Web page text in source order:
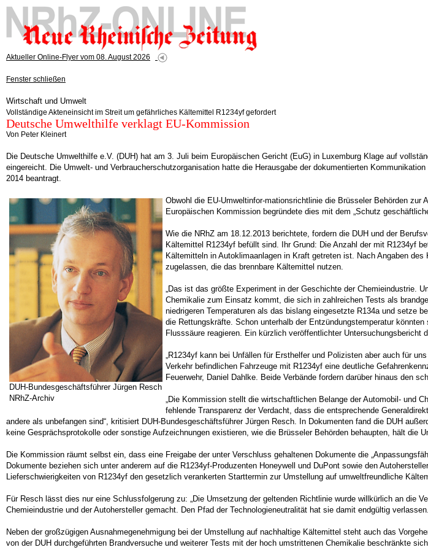
Aktueller Online-Flyer vom 08. August 2026
Fenster schließen
Wirtschaft und Umwelt
Vollständige Akteneinsicht im Streit um gefährliches Kältemittel R1234yf gefordert
Deutsche Umwelthilfe verklagt EU-Kommission
Von Peter Kleinert
Die Deutsche Umwelthilfe e.V. (DUH) hat am 3. Juli beim Europäischen Gericht (EuG) in Luxemburg Klage auf
eingereicht. Die Umwelt- und Verbraucherschutzorganisation hatte die Herausgabe der dokumentierten
2014 beantragt.
DUH-Bundesgeschäftsführer Jürgen Resch
NRhZ-Archiv
Obwohl die EU-Umweltinfor-mationsrichtlinie die Brüsseler Behörden
Europäischen Kommission begründete dies mit dem „Schutz
Wie die NRhZ am 18.12.2013 berichtete, fordern die DUH und der
Kältemittel R1234yf befüllt sind. Ihr Grund: Die Anzahl der mit R1234yf
Kältemitteln in Autoklimaanlagen in Kraft getreten ist. Nach Angaben
zugelassen, die das brennbare Kältemittel nutzen.
„Das ist das größte Experiment in der Geschichte der Chemieindustrie.
Chemikalie zum Einsatz kommt, die sich in zahlreichen Tests als
niedrigeren Temperaturen als das bislang eingesetzte R134a und setze
die Rettungskräfte. Schon unterhalb der Entzündungstemperatur
Flusssäure reagieren. Ein kürzlich veröffentlichter
„R1234yf kann bei Unfällen für Ersthelfer und Polizisten aber auch für
Verkehr befindlichen Fahrzeuge mit R1234yf eine deutliche
Feuerwehr, Daniel Dahlke. Beide Verbände fordern darüber hinaus den
„Die Kommission stellt die wirtschaftlichen Belange der Automobil- und
fehlende Transparenz der Verdacht, dass die entsprechende
andere als unbefangen sind“, kritisiert DUH-Bundesgeschäftsführer Jürgen Resch. In Dokumenten fand die DUH
keine Gesprächsprotokolle oder sonstige Aufzeichnungen existieren, wie die Brüsseler Behörden behaupten, hält die
Die Kommission räumt selbst ein, dass eine Freigabe der unter Verschluss gehaltenen Dokumente die
Dokumente beziehen sich unter anderem auf die R1234yf-Produzenten Honeywell und DuPont sowie den
Lieferschwierigkeiten von R1234yf den gesetzlich verankerten Starttermin zur Umstellung auf umweltfreundliche
Für Resch lässt dies nur eine Schlussfolgerung zu: „Die Umsetzung der geltenden Richtlinie wurde willkürlich an
Chemieindustrie und der Autohersteller gemacht. Den Pfad der Technologieneutralität hat sie damit endgültig
Neben der großzügigen Ausnahmegenehmigung bei der Umstellung auf nachhaltige Kältemittel steht auch das
von der DUH durchgeführten Brandversuche und weiterer Tests mit der hoch umstrittenen Chemikalie beschränkte